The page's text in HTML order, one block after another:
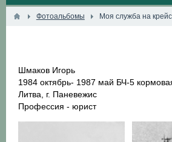
Фотоальбомы Моя служба на
Шмаков Игорь
1984 октябрь- 1987 май БЧ-5
Литва, г. Паневежис
Профессия - юрист